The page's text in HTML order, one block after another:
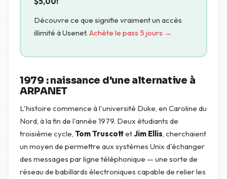
Découvre ce que signifie vraiment un accès
illimité à Usenet. Achète le pass 5 jours →
1979 : naissance d'une alternative à
ARPANET
L'histoire commence à l'université Duke, en Caroline du
Nord, à la fin de l'année 1979. Deux étudiants de
troisième cycle, Tom TruscottetJim Ellis, cherchaient
un moyen de permettre aux systèmes Unix d'échanger
des messages par ligne téléphonique — une sorte de
réseau de babillards électroniques capable de relier les